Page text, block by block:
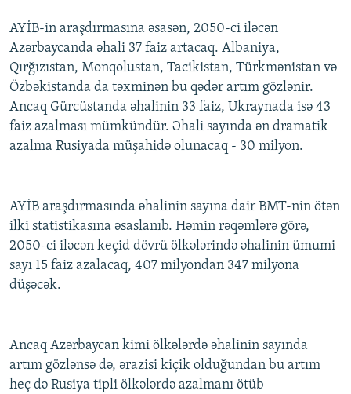
AYİB-in araşdırmasına əsasən, 2050-ci iləcən
Azərbaycanda əhali 37 faiz artacaq. Albaniya,
Qırğızıstan, Monqolustan, Tacikistan, Türkmənistan və
Özbəkistanda da təxminən bu qədər artım gözlənir.
Ancaq Gürcüstanda əhalinin 33 faiz, Ukraynada isə 43
faiz azalması mümkündür. Əhali sayında ən dramatik
azalma Rusiyada müşahidə olunacaq - 30 milyon.
AYİB araşdırmasında əhalinin sayına dair BMT-nin ötən
ilki statistikasına əsaslanıb. Həmin rəqəmlərə görə,
2050-ci iləcən keçid dövrü ölkələrində əhalinin ümumi
sayı 15 faiz azalacaq, 407 milyondan 347 milyona
düşəcək.
Ancaq Azərbaycan kimi ölkələrdə əhalinin sayında
artım gözlənsə də, ərazisi kiçik olduğundan bu artım
heç də Rusiya tipli ölkələrdə azalmanı ötüb